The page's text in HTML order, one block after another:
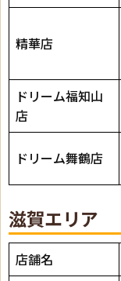
精華店
ドリーム福知山
店
ドリーム舞鶴店
滋賀エリア
店舗名